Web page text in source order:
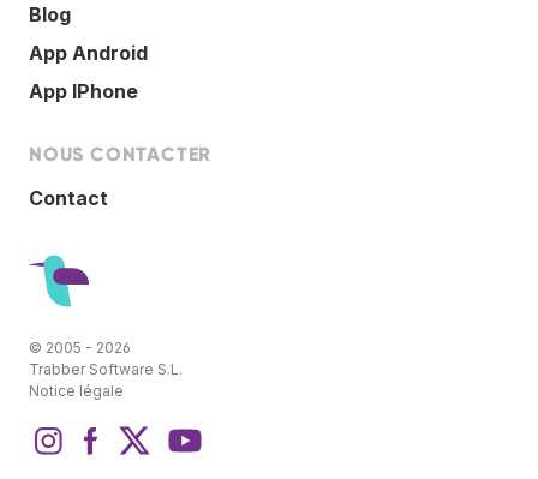
Blog
App Android
App IPhone
NOUS CONTACTER
Contact
© 2005 - 2026
Trabber Software S.L.
Notice légale